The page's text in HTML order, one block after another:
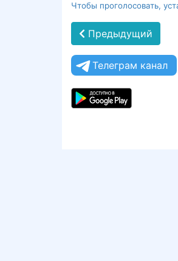
Чтобы проголосовать,
Предыдущий
Телеграм канал